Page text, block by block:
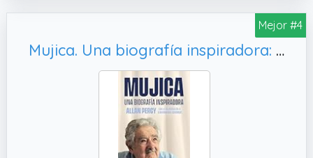
Mejor #4
Mujica. Una biografía inspiradora: Una biografía inspiradora/ An Inspiring Biography (No ficción)